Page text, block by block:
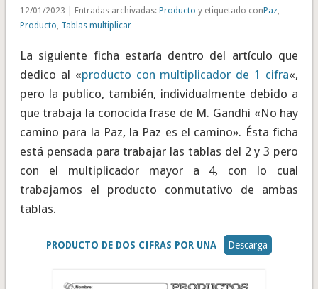
12/01/2023 | Entradas archivadas: Producto y etiquetado con Paz,
Producto, Tablas multiplicar
La siguiente ficha estaría dentro del artículo que
dedico al «producto con multiplicador de 1 cifra«,
pero la publico, también, individualmente debido a
que trabaja la conocida frase de M. Gandhi «No hay
camino para la Paz, la Paz es el camino». Ésta ficha
está pensada para trabajar las tablas del 2 y 3 pero
con el multiplicador mayor a 4, con lo cual
trabajamos el producto conmutativo de ambas
tablas.
PRODUCTO DE DOS CIFRAS POR UNA Descarga